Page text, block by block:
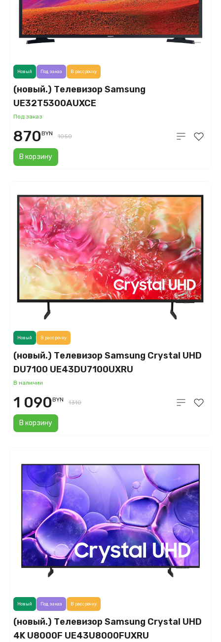
(новый.) Телевизор Samsung
UE32T5300AUXCE
Под заказ
В корзину
Новый Под заказ В рассрочку
870BYN 1050
(новый.) Телевизор Samsung Crystal UHD
DU7100 UE43DU7100UXRU
В наличии
В корзину
Новый В рассрочку
1 090BYN 1310
(новый.) Телевизор Samsung Crystal UHD
4K U8000F UE43U8000FUXRU
Новый Под заказ В рассрочку